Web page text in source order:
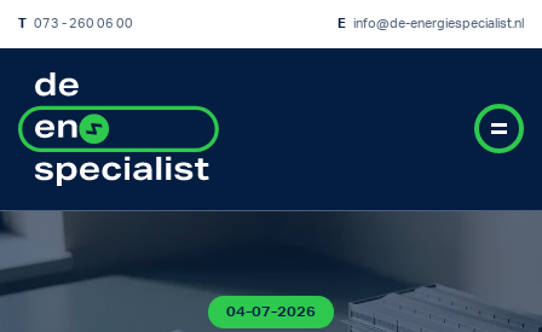
073 - 260 06 00 E info@de-energiespecialist.nl
04-07-2026